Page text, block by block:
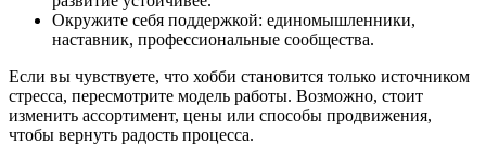
Окружите себя поддержкой: единомышленники,
наставник, профессиональные сообщества.
Если вы чувствуете, что хобби становится только источником
стресса, пересмотрите модель работы. Возможно, стоит
изменить ассортимент, цены или способы продвижения,
чтобы вернуть радость процесса.